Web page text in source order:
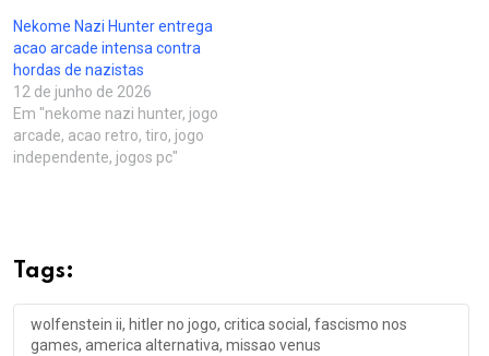
Nekome Nazi Hunter entrega
acao arcade intensa contra
hordas de nazistas
12 de junho de 2026
Em "nekome nazi hunter, jogo
arcade, acao retro, tiro, jogo
independente, jogos pc"
Tags:
wolfenstein ii, hitler no jogo, critica social, fascismo nos
games, america alternativa, missao venus